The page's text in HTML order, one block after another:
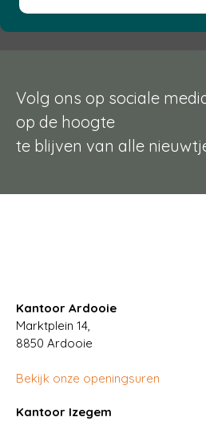
Volg ons op sociale
op de hoogte
te blijven van alle
Kantoor Ardooie
Marktplein 14,
8850 Ardooie
Bekijk onze openingsuren
Kantoor Izegem